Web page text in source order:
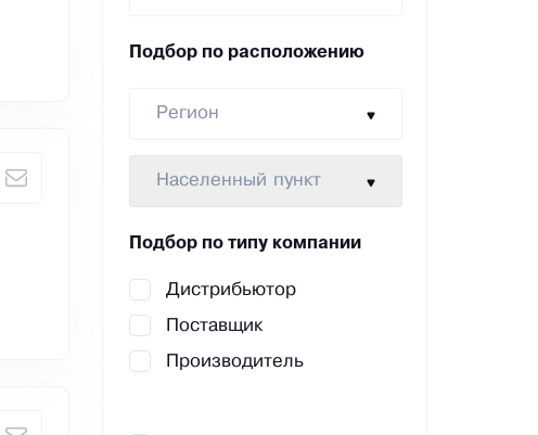
Подбор по расположению
Регион
Населенный пункт
Подбор по типу компании
Дистрибьютор
Поставщик
Производитель